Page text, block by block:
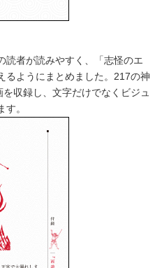
読者が読みやすく、「志怪のエ
るようにまとめました。217の神
収録し、文字だけでなくビジュ
。